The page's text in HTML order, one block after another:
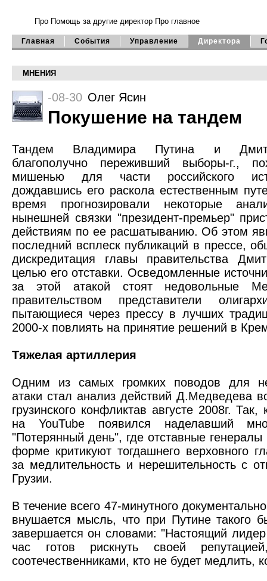
Про Помощь за другие директор Про главное
Главная События Управление Директора
МНЕНИЯ
-08-30 Олег Ясин
Покушение на тандем
Тандем Владимира Путина и
благополучно переживший выборы-г.,
мишенью для части российского
дождавшись его раскола естественным
время прогнозировали некоторые
нынешней связки "президент-премьер"
действиям по ее расшатыванию. Об этом
последний всплеск публикаций в прессе,
дискредитация главы правительства
целью его отставки. Осведомленные
за этой атакой стоят недовольные
правительством представители
пытающиеся через прессу в лучших
2000-х повлиять на принятие решений в
Тяжелая артиллерия
Одним из самых громких поводов для
атаки стал анализ действий Д.Медведева
грузинского конфликтав августе 2008г.
на YouTube появился наделавший
"Потерянный день", где отставные генералы
форме критикуют тогдашнего верховного
за медлительность и нерешительность с
Грузии.
В течение всего 47-минутного
внушается мысль, что при Путине такого
завершается он словами: "Настоящий
час готов рискнуть своей
соотечественниками, кто не будет медлить,